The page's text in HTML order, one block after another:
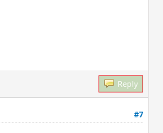
Reply
#7